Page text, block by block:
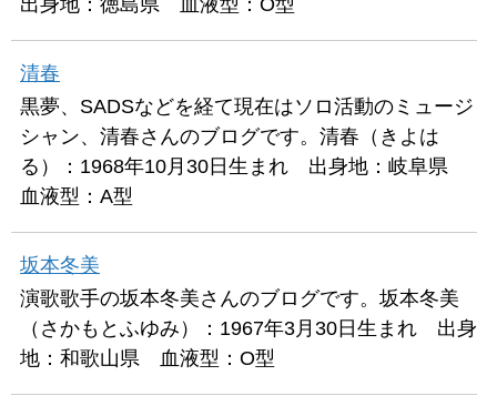
出身地：徳島県 血液型：O型
清春
黒夢、SADSなどを経て現在はソロ活動のミュージ
シャン、清春さんのブログです。清春（きよは
る）：1968年10月30日生まれ 出身地：岐阜県
血液型：A型
坂本冬美
演歌歌手の坂本冬美さんのブログです。坂本冬美
（さかもとふゆみ）：1967年3月30日生まれ 出身
地：和歌山県 血液型：O型